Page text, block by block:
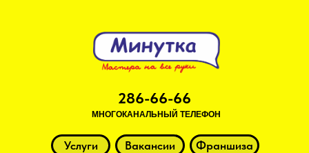
286-66-66
МНОГОКАНАЛЬНЫЙ ТЕЛЕФОН
Услуги Вакансии Франшиза